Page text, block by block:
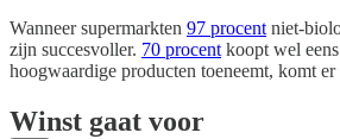
Wanneer supermarkten 97 procent niet-
zijn succesvoller. 70 procent koopt wel
hoogwaardige producten toeneemt, komt
Winst gaat voor